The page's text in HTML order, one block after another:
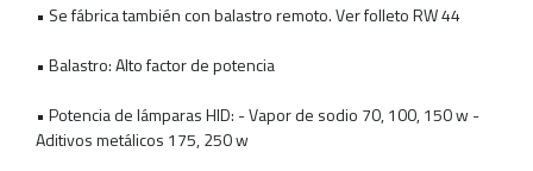
• Se fábrica también con balastro remoto. Ver folleto RW 44
• Balastro: Alto factor de potencia
• Potencia de lámparas HID: - Vapor de sodio 70, 100, 150 w -
Aditivos metálicos 175, 250 w